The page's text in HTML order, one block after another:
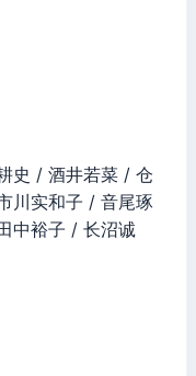
史 / 酒井若菜 / 仓
川实和子 / 音尾琢
中裕子 / 长沼诚